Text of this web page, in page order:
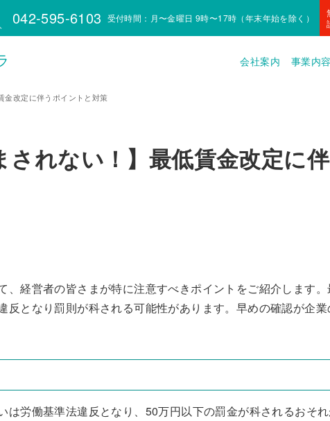
042-595-6103 受付時間：月〜金曜日 9時〜17時（年末年始を除く）
会社案内 事業内
金改定に伴うポイントと対策
されない！】最低賃金改定に伴
、経営者の皆さまが特に注意すべきポイントをご紹介します
反となり罰則が科される可能性があります。早めの確認が企
は労働基準法違反となり、50万円以下の罰金が科されるおそ